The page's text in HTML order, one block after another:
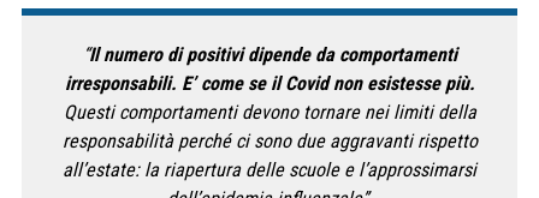
“Il numero di positivi dipende da comportamenti
irresponsabili. E’ come se il Covid non esistesse più.
Questi comportamenti devono tornare nei limiti della
responsabilità perché ci sono due aggravanti rispetto
all’estate: la riapertura delle scuole e l’approssimarsi